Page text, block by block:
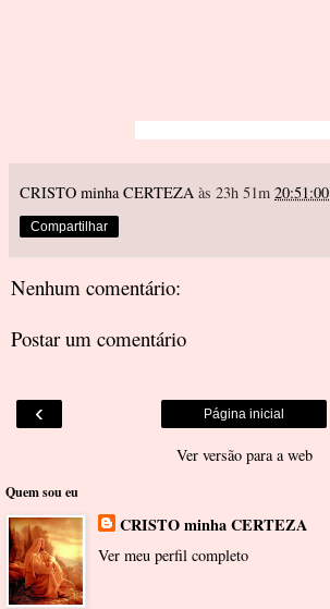
CRISTO minha CERTEZA às 23h 51m 20:51:00
Compartilhar
Nenhum comentário:
Postar um comentário
‹ Página inicial
Ver versão para a web
Quem sou eu
CRISTO minha CERTEZA
Ver meu perfil completo